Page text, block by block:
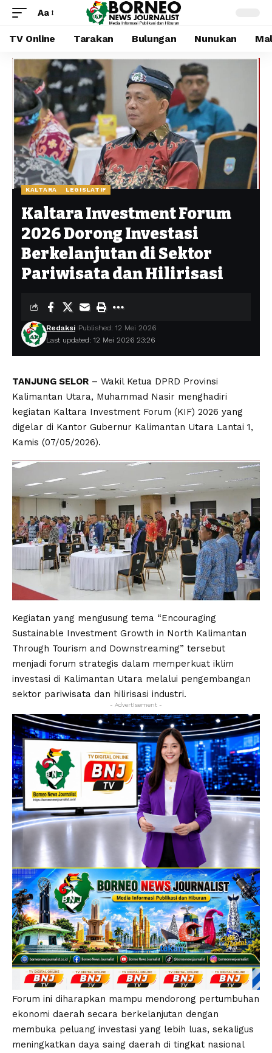
Aa
TV Online Tarakan Bulungan Nunukan
KALTARA LEGISLATIF
Kaltara Investment Forum
2026 Dorong Investasi
Berkelanjutan di Sektor
Pariwisata dan Hilirisasi
Last updated: 12 Mei 2026 23:26
Redaksi Published: 12 Mei 2026
TANJUNG SELOR – Wakil Ketua DPRD Provinsi
Kalimantan Utara, Muhammad Nasir menghadiri
kegiatan Kaltara Investment Forum (KIF) 2026 yang
digelar di Kantor Gubernur Kalimantan Utara Lantai 1,
Kamis (07/05/2026).
Kegiatan yang mengusung tema “Encouraging
Sustainable Investment Growth in North Kalimantan
Through Tourism and Downstreaming” tersebut
menjadi forum strategis dalam memperkuat iklim
investasi di Kalimantan Utara melalui pengembangan
sektor pariwisata dan hilirisasi industri.
- Advertisement -
Forum ini diharapkan mampu mendorong pertumbuhan
ekonomi daerah secara berkelanjutan dengan
membuka peluang investasi yang lebih luas, sekaligus
meningkatkan daya saing daerah di tingkat nasional